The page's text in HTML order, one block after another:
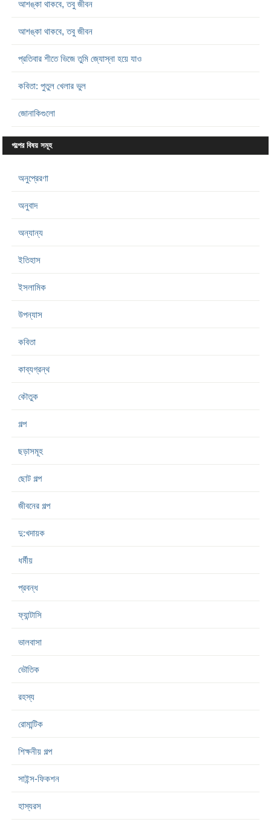
আশঙ্কা থাকবে, তবু জীবন
আশঙ্কা থাকবে, তবু জীবন
প্রতিবার শীতে ভিজে তুমি জ্যোস্না হয়ে যাও
কবিতা: পুতুল খেলার ভুল
জোনাকিগুলো
গল্পের বিষয় সমূহ
অনুপ্রেরণা
অনুবাদ
অন্যান্য
ইতিহাস
ইসলামিক
উপন্যাস
কবিতা
কাব্যগ্রন্থ
কৌতুক
গল্প
ছড়াসমূহ
ছোট গল্প
জীবনের গল্প
দু:খদায়ক
ধর্মীয়
প্রবন্ধ
ফ্যান্টাসি
ভালবাসা
ভৌতিক
রহস্য
রোমান্টিক
শিক্ষনীয় গল্প
সাইন্স-ফিকশন
হাস্যরস